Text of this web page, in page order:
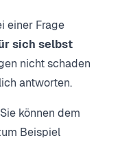
einer Frage
sich selbst
nicht schaden
antworten.
Sie können dem
Beispiel